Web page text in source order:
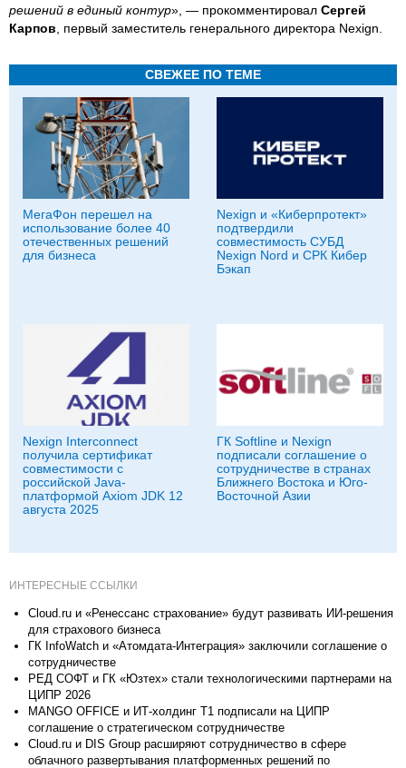
решений в единый контур», — прокомментировал Сергей
Карпов , первый заместитель генерального директора Nexign.
СВЕЖЕЕ ПО ТЕМЕ
МегаФон перешел на
использование более 40
отечественных решений
для бизнеса
Nexign и «Киберпротект»
подтвердили
совместимость СУБД
Nexign Nord и СРК Кибер
Бэкап
Nexign Interconnect
получила сертификат
совместимости с
российской Java-
платформой Axiom JDK 12
августа 2025
ГК Softline и Nexign
подписали соглашение о
сотрудничестве в странах
Ближнего Востока и Юго-
Восточной Азии
ИНТЕРЕСНЫЕ ССЫЛКИ
Cloud.ru и «Ренессанс страхование» будут развивать ИИ-решения
для страхового бизнеса
ГК InfoWatch и «Атомдата-Интеграция» заключили соглашение о
сотрудничестве
РЕД СОФТ и ГК «Юзтех» стали технологическими партнерами на
ЦИПР 2026
MANGO OFFICE и ИТ-холдинг Т1 подписали на ЦИПР
соглашение о стратегическом сотрудничестве
Cloud.ru и DIS Group расширяют сотрудничество в сфере
облачного развертывания платформенных решений по